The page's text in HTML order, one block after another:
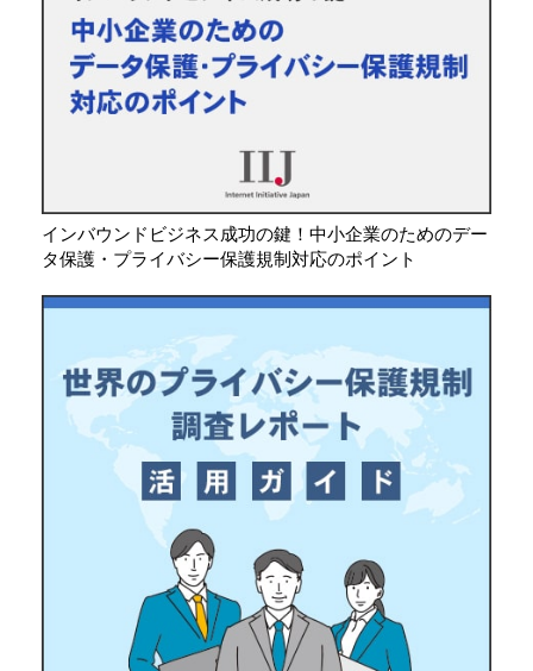
インバウンドビジネス成功の鍵！中小企業のためのデー
タ保護・プライバシー保護規制対応のポイント